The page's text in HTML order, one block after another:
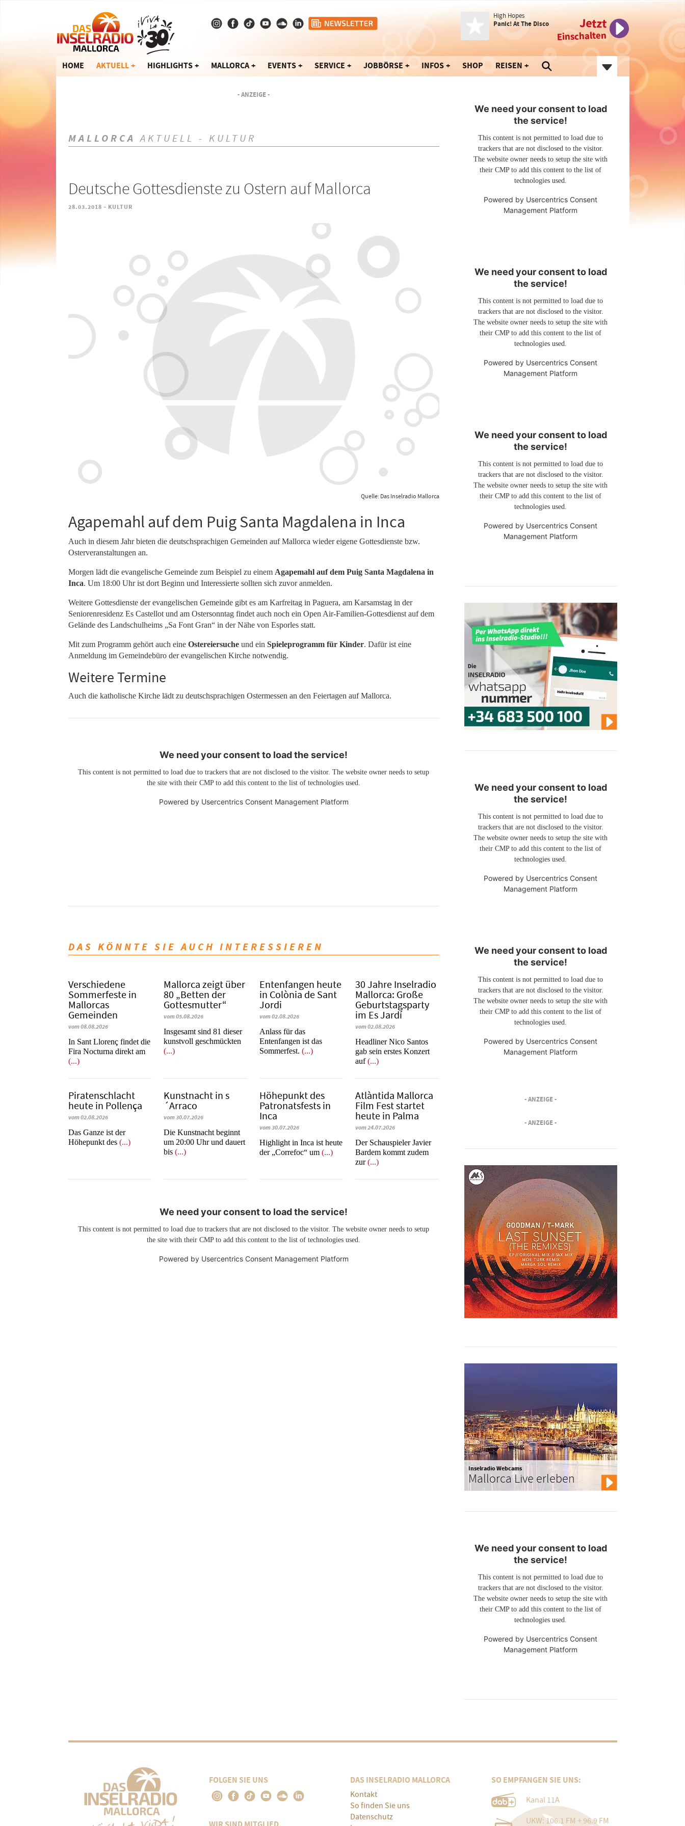
High Hopes
Panic! At The Disco
Jetzt
Einschalten
HOME AKTUELL HIGHLIGHTS MALLORCA EVENTS SERVICE JOBBÖRSE INFOS SHOP REISEN
- ANZEIGE -
MALLORCA AKTUELL - KULTUR
Deutsche Gottesdienste zu Ostern auf Mallorca
28.03.2018 - KULTUR
Quelle: Das Inselradio Mallorca
Agapemahl auf dem Puig Santa Magdalena in Inca
Auch in diesem Jahr bieten die deutschsprachigen Gemeinden auf Mallorca wieder eigene Gottesdienste bzw.
Osterveranstaltungen an.
Morgen lädt die evangelische Gemeinde zum Beispiel zu einem Agapemahl auf dem Puig Santa Magdalena in
Inca. Um 18:00 Uhr ist dort Beginn und Interessierte sollten sich zuvor anmelden.
Weitere Gottesdienste der evangelischen Gemeinde gibt es am Karfreitag in Paguera, am Karsamstag in der
Seniorenresidenz Es Castellot und am Ostersonntag findet auch noch ein Open Air-Familien-Gottesdienst auf dem
Gelände des Landschulheims „Sa Font Gran“ in der Nähe von Esporles statt.
Mit zum Programm gehört auch eine Ostereiersucheund ein Spieleprogramm für Kinder. Dafür ist eine
Anmeldung im Gemeindebüro der evangelischen Kirche notwendig.
Weitere Termine
Auch die katholische Kirche lädt zu deutschsprachigen Ostermessen an den Feiertagen auf Mallorca.
We need your consent to load the service!
This content is not permitted to load due to trackers that are not disclosed to the visitor. The website owner needs to setup
the site with their CMP to add this content to the list of technologies used.
Powered by Usercentrics Consent Management Platform
DAS KÖNNTE SIE AUCH INTERESSIEREN
Verschiedene
Sommerfeste in
Mallorcas
Gemeinden
vom 08.08.2026
In Sant Llorenç findet die
Fira Nocturna direkt am
(...)
Mallorca zeigt über
80 „Betten der
Gottesmutter“
vom 05.08.2026
Insgesamt sind 81 dieser
kunstvoll geschmückten
(...)
Entenfangen heute
in Colònia de Sant
Jordi
vom 02.08.2026
Anlass für das
Entenfangen ist das
Sommerfest.(...)
30 Jahre Inselradio
Mallorca: Große
Geburtstagsparty
im Es Jardí
vom 02.08.2026
Headliner Nico Santos
gab sein erstes Konzert
auf(...)
Piratenschlacht
heute in Po­llen­ça
vom 02.08.2026
​​​​​​​Das Ganze ist der
Höhepunkt des (...)
Kunstnacht in s
´Arraco
vom 30.07.2026
Die Kunstnacht beginnt
um 20:00 Uhr und dauert
bis(...)
Höhepunkt des
Patronatsfests in
Inca
vom 30.07.2026
Highlight in Inca ist heute
der „Correfoc“ um(...)
Atlàntida Mallorca
Film Fest startet
heute in Palma
vom 24.07.2026
Der Schauspieler Javier
Bardem kommt zudem
zur(...)
We need your consent to load the service!
This content is not permitted to load due to trackers that are not disclosed to the visitor. The website owner needs to setup
the site with their CMP to add this content to the list of technologies used.
Powered by Usercentrics Consent Management Platform
We need your consent to load
the service!
This content is not permitted to load due to
trackers that are not disclosed to the visitor.
The website owner needs to setup the site with
their CMP to add this content to the list of
technologies used.
Powered by Usercentrics Consent
Management Platform
We need your consent to load
the service!
This content is not permitted to load due to
trackers that are not disclosed to the visitor.
The website owner needs to setup the site with
their CMP to add this content to the list of
technologies used.
Powered by Usercentrics Consent
Management Platform
We need your consent to load
the service!
This content is not permitted to load due to
trackers that are not disclosed to the visitor.
The website owner needs to setup the site with
their CMP to add this content to the list of
technologies used.
Powered by Usercentrics Consent
Management Platform
We need your consent to load
the service!
This content is not permitted to load due to
trackers that are not disclosed to the visitor.
The website owner needs to setup the site with
their CMP to add this content to the list of
technologies used.
Powered by Usercentrics Consent
Management Platform
We need your consent to load
the service!
This content is not permitted to load due to
trackers that are not disclosed to the visitor.
The website owner needs to setup the site with
their CMP to add this content to the list of
technologies used.
Powered by Usercentrics Consent
Management Platform
- ANZEIGE -
- ANZEIGE -
Inselradio Webcams
Mallorca Live erleben
We need your consent to load
the service!
This content is not permitted to load due to
trackers that are not disclosed to the visitor.
The website owner needs to setup the site with
their CMP to add this content to the list of
technologies used.
Powered by Usercentrics Consent
Management Platform
FOLGEN SIE UNS DAS INSELRADIO MALLORCA
Kontakt
So finden Sie uns
Datenschutz
SO EMPFANGEN SIE UNS:
Kanal 11A
UKW: 106.1 FM + 96.9 FM